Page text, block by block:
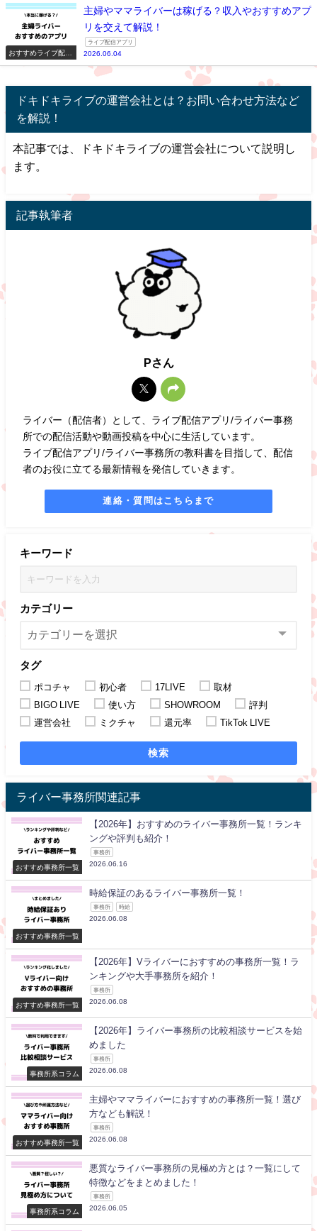
おすすめライブ配信
主婦やママライバーは稼げる？収入やおすすめアプ
リを交えて解説！
ライブ配信アプリ
2026.06.04
ドキドキライブの運営会社とは？お問い合わせ方法など
を解説！
本記事では、ドキドキライブの運営会社について説明し
ます。
記事執筆者
Pさん
ライバー（配信者）として、ライブ配信アプリ/ライバー事務
所での配信活動や動画投稿を中心に生活しています。
ライブ配信アプリ/ライバー事務所の教科書を目指して、配信
者のお役に立てる最新情報を発信していきます。
連絡・質問はこちらまで
キーワード
カテゴリー
タグ
ポコチャ 初心者 17LIVE
取材
BIGO LIVE
使い方 SHOWROOM
評判
運営会社
ミクチャ 還元率 TikTok LIVE
検索
ライバー事務所関連記事
おすすめ事務所一覧
【2026年】おすすめのライバー事務所一覧！ランキ
ングや評判も紹介！
事務所
2026.06.16
おすすめ事務所一覧
時給保証のあるライバー事務所一覧！
事務所 時給
2026.06.08
おすすめ事務所一覧
【2026年】Vライバーにおすすめの事務所一覧！ラ
ンキングや大手事務所を紹介！
事務所
2026.06.08
事務所系コラム
【2026年】ライバー事務所の比較相談サービスを始
めました
事務所
2026.06.08
おすすめ事務所一覧
主婦やママライバーにおすすめの事務所一覧！選び
方なども解説！
事務所
2026.06.08
事務所系コラム
悪質なライバー事務所の見極め方とは？一覧にして
特徴などをまとめました！
事務所
2026.06.05